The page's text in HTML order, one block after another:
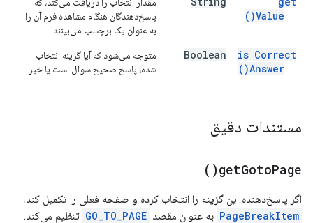
Value(
)
پاسخ‌دهندگان هنگام مشاهده فرم آن را
به عنوان یک برچسب می‌بینند.
is Correct
Answer(
)
Boolean
متوجه می‌شود که آیا گزینه انتخاب
شده، پاسخ صحیح سوال است یا خیر.
مستندات دقیق
getGotoPage(
)
اگر پاسخ‌دهنده این گزینه را انتخاب کرده و صفحه فعلی را تکمیل کند،
PageBreakItem به عنوان مقصد GO_TO_PAGE تنظیم می‌کند.